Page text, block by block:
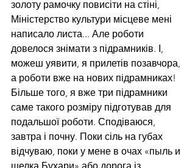
золоту рамочку повисіти на стіні,
Міністерство культури місцеве мені
написало листа... Але роботи
довелося знімати з підрамників. І,
можеш уявити, я прилетів позавчора,
а роботи вже на нових підрамниках!
Більше того, я вже три підрамники
саме такого розміру підготував для
подальшої роботи. Сподіваюся,
завтра і почну. Поки сіль на губах
відчуваю, поки у мене в очах «пыль и